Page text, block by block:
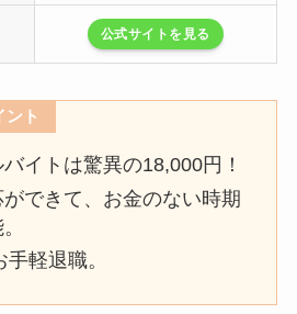
公式サイトを見る
ント
イトは驚異の18,000円！
できて、お金のない時期
軽退職。